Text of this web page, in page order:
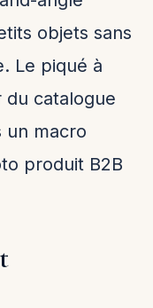
objets sans
Le piqué à
catalogue
un macro
produit B2B